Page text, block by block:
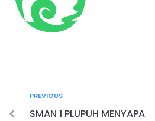
PREVIOUS
SMAN 1 PLUPUH MENYAPA